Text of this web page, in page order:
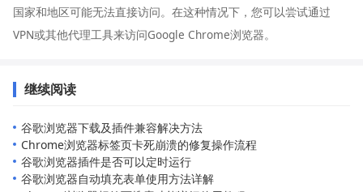
国家和地区可能无法直接访问。在这种情况下，您可以尝试通过
VPN或其他代理工具来访问Google Chrome浏览器。
继续阅读
谷歌浏览器下载及插件兼容解决方法
Chrome浏览器标签页卡死崩溃的修复操作流程
谷歌浏览器插件是否可以定时运行
谷歌浏览器自动填充表单使用方法详解